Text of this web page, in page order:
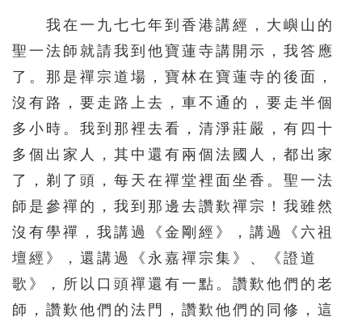
我在一九七七年到香港講經，大嶼山的
聖一法師就請我到他寶蓮寺講開示，我答應
了。那是禪宗道場，寶林在寶蓮寺的後面，
沒有路，要走路上去，車不通的，要走半個
多小時。我到那裡去看，清淨莊嚴，有四十
多個出家人，其中還有兩個法國人，都出家
了，剃了頭，每天在禪堂裡面坐香。聖一法
師是參禪的，我到那邊去讚歎禪宗！我雖然
沒有學禪，我講過《金剛經》，講過《六祖
壇經》，還講過《永嘉禪宗集》、《證道
歌》，所以口頭禪還有一點。讚歎他們的老
師，讚歎他們的法門，讚歎他們的同修，這